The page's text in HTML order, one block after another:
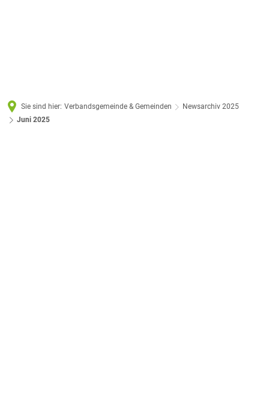
Sie sind hier: Verbandsgemeinde & Gemeinden
Newsarchiv 2025
Juni 2025